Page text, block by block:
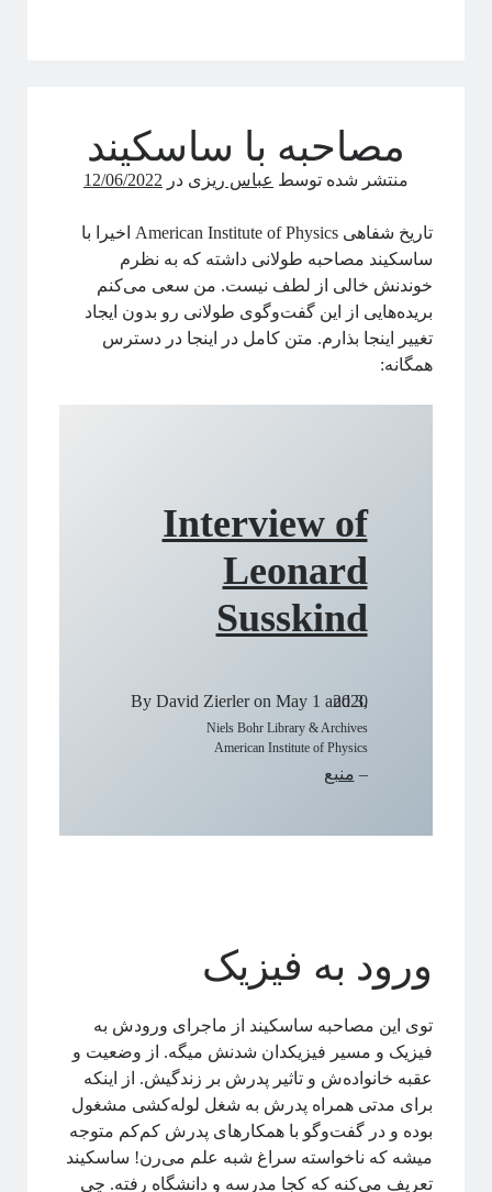
مصاحبه با ساسکیند
منتشر شده توسط عباس ریزی در 12/06/2022
تاریخ شفاهی American Institute of Physics اخیرا با
ساسکیند مصاحبه طولانی داشته که به نظرم
خوندنش خالی از لطف نیست. من سعی می‌کنم
بریده‌هایی از این گفت‌وگوی طولانی رو بدون ایجاد
تغییر اینجا بذارم. متن کامل در اینجا در دسترس
همگانه:
Interview of
Leonard
Susskind
By David Zierler on May 1 and 3, 2020
Niels Bohr Library & Archives
American Institute of Physics
– منبع
ورود به فیزیک
توی این مصاحبه ساسکیند از ماجرای ورودش به
فیزیک و مسیر فیزیکدان شدنش میگه. از وضعیت و
عقبه خانواده‌ش و تاثیر پدرش بر زندگیش. از اینکه
برای مدتی همراه پدرش به شغل لوله‌کشی مشغول
بوده و در گفت‌وگو با همکارهای پدرش کم‌کم متوجه
میشه که ناخواسته سراغ شبه علم می‌رن! ساسکیند
تعریف می‌کنه که کجا مدرسه و دانشگاه رفته. چی